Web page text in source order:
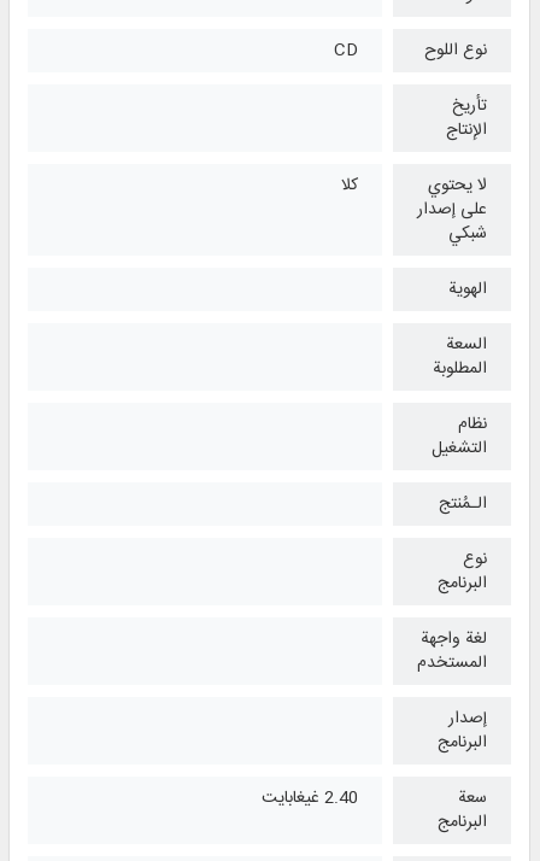
نوع اللوح
CD
تأريخ
الإنتاج
لا يحتوي
على إصدار
شبكي
كلا
الهوية
السعة
المطلوبة
نظام
التشغیل
الـمُنتج
نوع
البرنامج
لغة واجهة
المستخدم
إصدار
البرنامج
سعة
البرنامج
2.40 غيغابايت